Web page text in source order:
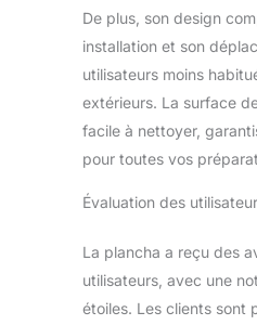
De plus, son design
installation et son
utilisateurs moins
extérieurs. La surface
facile à nettoyer,
pour toutes vos
Évaluation des
La plancha a reçu des
utilisateurs, avec une
étoiles. Les clients sont